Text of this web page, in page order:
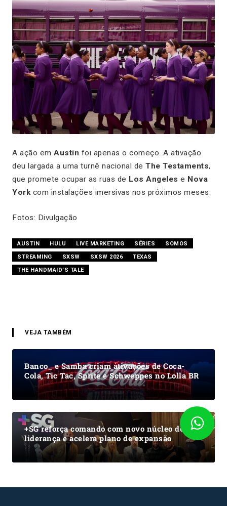
A ação em Austin foi apenas o começo. A ativação
deu largada a uma turnê nacional de The Testaments,
que promete ocupar as ruas de Los Angeles e Nova
Yorkcom instalações imersivas nos próximos meses.
Fotos: Divulgação
AUSTIN HULU LIVE MARKETING SÉRIES
SOMOS
STREAMING
SXSW SXSW 2026
TEXAS
THE HANDMAID’S TALE
VEJA TAMBÉM
Banco_ e Samba criam ativações de Coca-
Cola, Tic Tac, Sprite e Schweppes no Lolla BR
+SG reforça comando com novo núcleo de
liderança e acelera plano de expansão